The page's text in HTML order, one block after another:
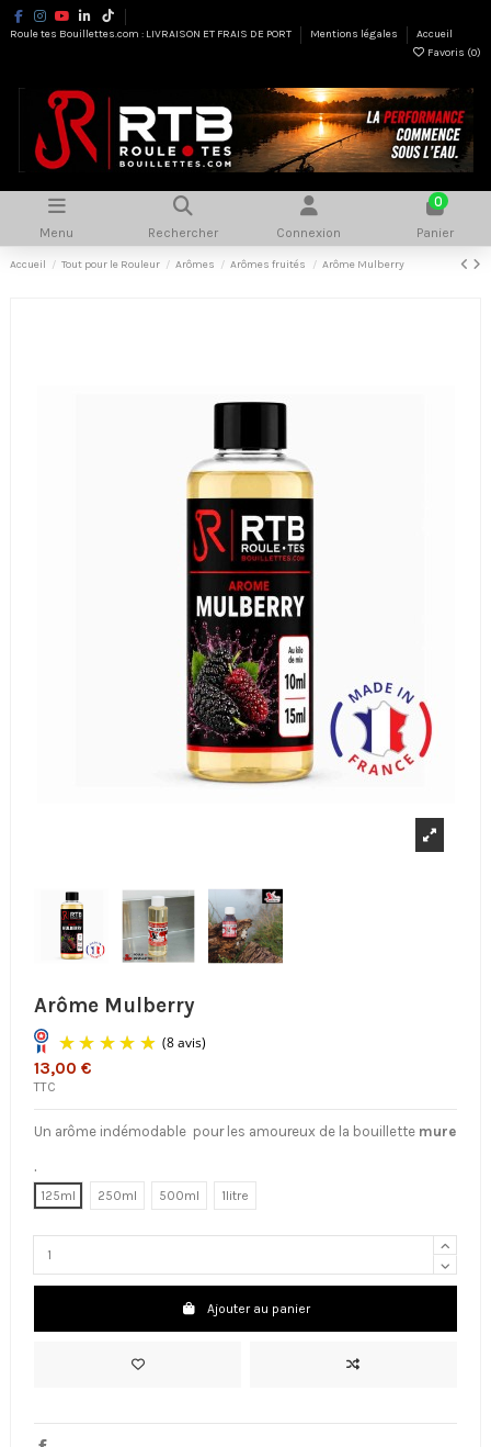
Roule tes Bouillettes.com : LIVRAISON ET FRAIS DE PORT Mentions légales
Accueil
Favoris (0)
Menu Rechercher Connexion
0
Panier
Accueil Tout pour le Rouleur Arômes Arômes fruités Arôme Mulberry
Arôme Mulberry
13,00 €
TTC
Un arôme indémodable pour les amoureux de la bouillette mure
.
125ml
250ml 500ml 1litre
Ajouter au panier